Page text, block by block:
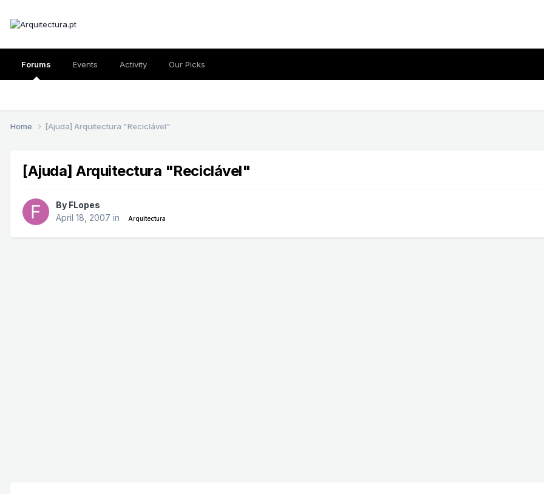
Forums Events Activity Our Picks
Home [Ajuda] Arquitectura "Reciclável"
[Ajuda] Arquitectura "Reciclável"
By FLopes
April 18, 2007 in Arquitectura